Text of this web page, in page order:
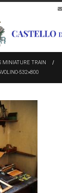
MINIATURE TRAIN
532×800